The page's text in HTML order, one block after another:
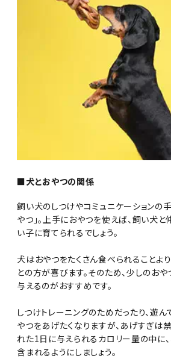
■犬とおやつの関係
飼い犬のしつけやコミュニケーションの
やつ」。上手におやつを使えば、飼い犬と
い子に育てられるでしょう。
犬はおやつをたくさん食べられることよ
との方が喜びます。そのため、少しのお
与えるのがおすすめです。
しつけトレーニングのためだったり、遊
やつをあげたくなりますが、あげすぎは
れた1日に与えられるカロリー量の中に
含まれるようにしましょう。